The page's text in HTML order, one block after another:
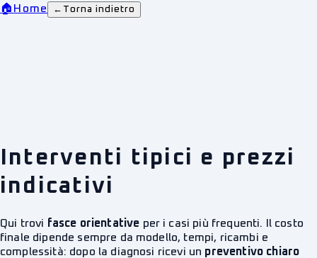
🏠 Home ← Torna indietro
Interventi tipici e prezzi
indicativi
Qui trovi fasce orientative per i casi più frequenti. Il costo
finale dipende sempre da modello, tempi, ricambi e
complessità: dopo la diagnosi ricevi un preventivo chiaro